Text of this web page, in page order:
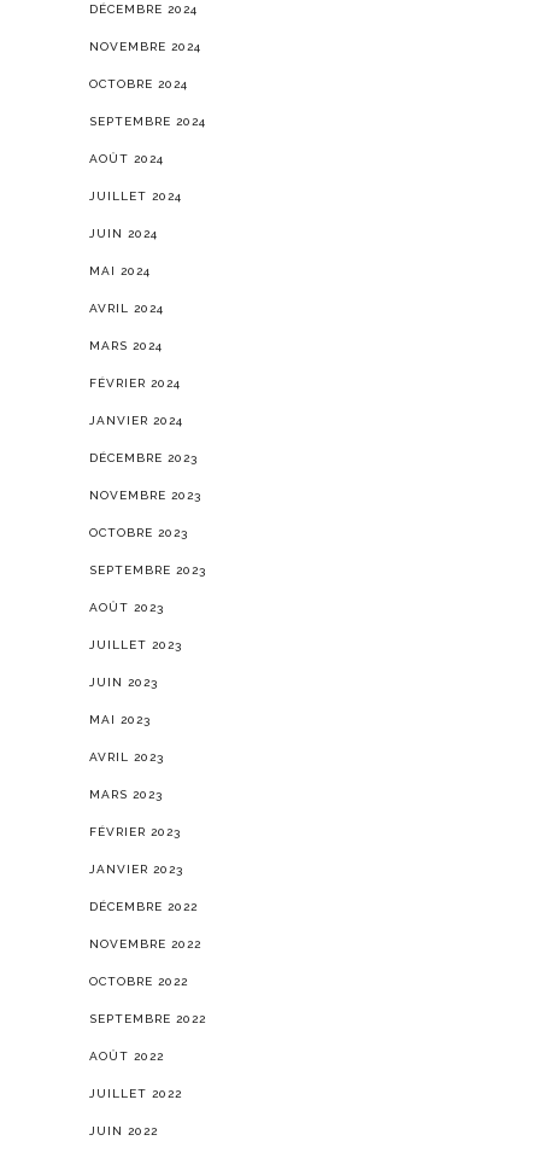
DÉCEMBRE 2024
NOVEMBRE 2024
OCTOBRE 2024
SEPTEMBRE 2024
AOÛT 2024
JUILLET 2024
JUIN 2024
MAI 2024
AVRIL 2024
MARS 2024
FÉVRIER 2024
JANVIER 2024
DÉCEMBRE 2023
NOVEMBRE 2023
OCTOBRE 2023
SEPTEMBRE 2023
AOÛT 2023
JUILLET 2023
JUIN 2023
MAI 2023
AVRIL 2023
MARS 2023
FÉVRIER 2023
JANVIER 2023
DÉCEMBRE 2022
NOVEMBRE 2022
OCTOBRE 2022
SEPTEMBRE 2022
AOÛT 2022
JUILLET 2022
JUIN 2022